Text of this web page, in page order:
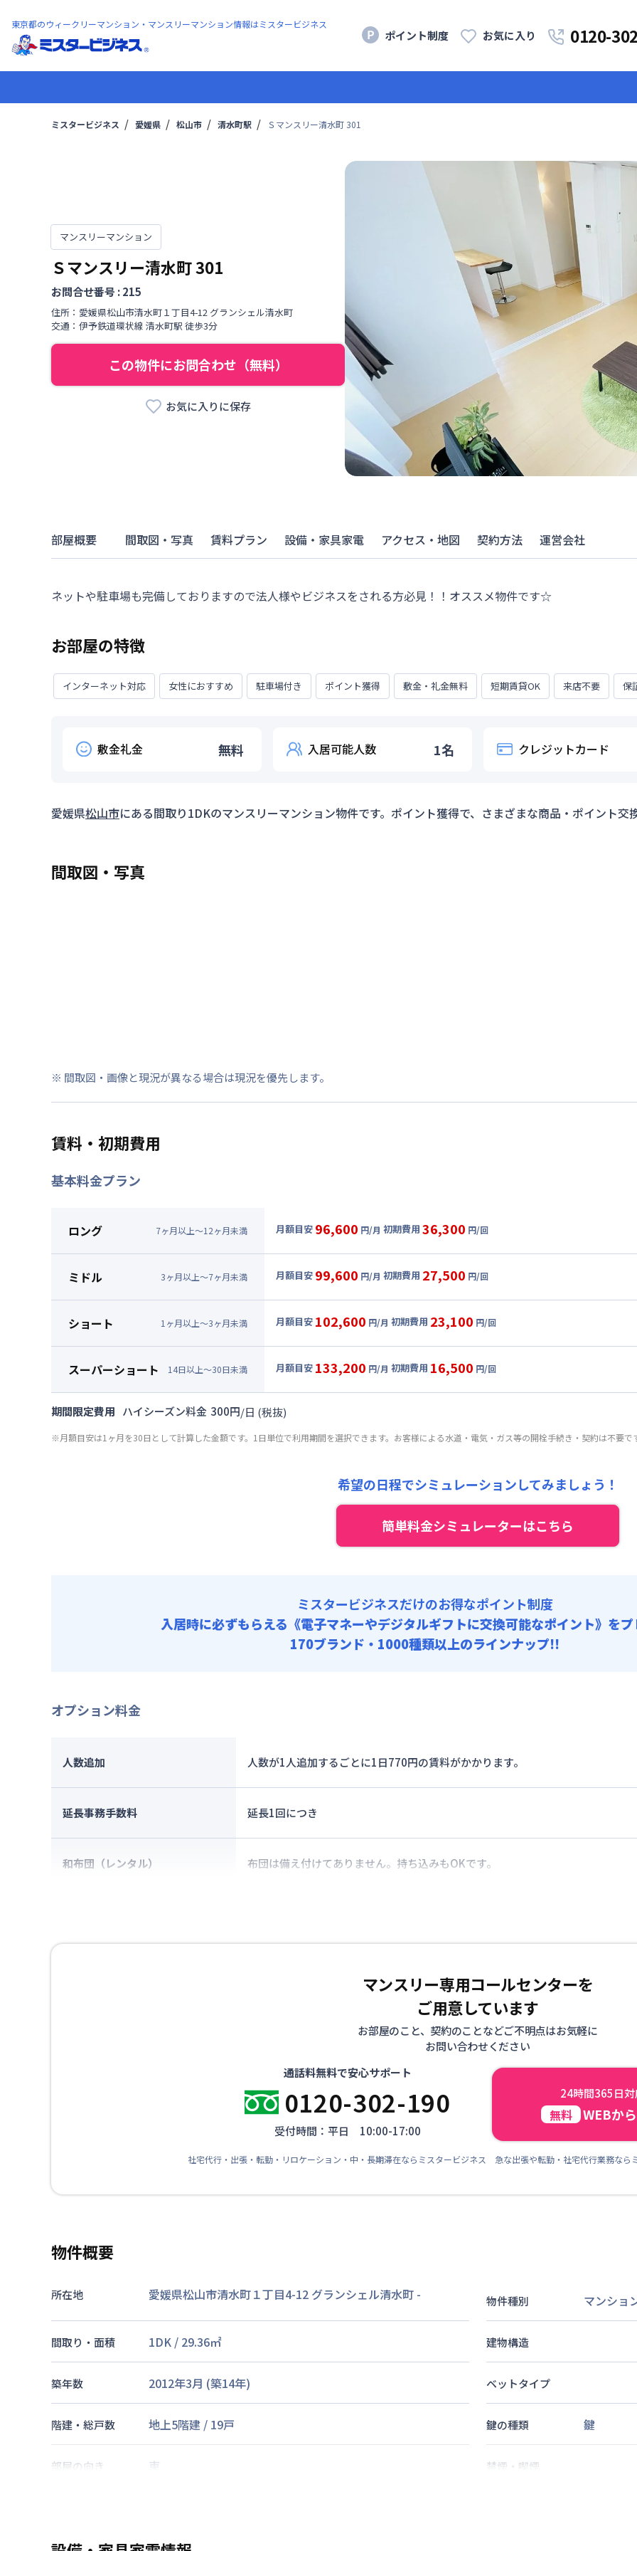
東京都のウィークリーマンション・マンスリーマンション情報はミスタービジネス
ポイント制度 お気に入り 0120-
ミスタービジネス 愛媛県 松山市 清水町駅 Ｓマンスリー清水町 301
マンスリーマンション
Ｓマンスリー清水町301
お問合せ番号 :215
住所： 愛媛県松山市清水町 １丁目4-12 グランシェル清水町
交通： 伊予鉄道環状線 清水町駅 徒歩3分
この物件にお問合わせ（無料）
お気に入りに保存
部屋概要 間取図・写真 賃料プラン 設備・家具家電 アクセス・地図 契約方法 運営会社
ネットや駐車場も完備しておりますので法人様やビジネスをされる方必見！！オススメ物件です☆
お部屋の特徴
インターネット対応 女性におすすめ 駐車場付き ポイント獲得 敷金・礼金無料 短期賃貸OK 来店不要 保
敷金礼金 無料 入居可能人数 1名 クレジットカード
愛媛県松山市にある間取り1DKのマンスリーマンション物件です。ポイント獲得で、さまざまな商品・ポイント交
間取図・写真
※ 間取図・画像と現況が異なる場合は現況を優先します。
賃料・初期費用
基本料金プラン
ロング 7ヶ月以上～12ヶ月未満 月額目安 96,600 円/月 初期費用 36,300 円/回
69,000円/月 (2,300円/日)
光熱費他 : 21,000円/月 (700円/日) (税抜)
清掃料他 : 30,000円/回 (税抜)
その他費用 :
初期費用
契約事務手数料 : 3,000円/回 (税抜)
ミドル 3ヶ月以上～7ヶ月未満 月額目安 99,600 円/月 初期費用 27,500 円/回
72,000円/月 (2,400円/日)
光熱費他 : 21,000円/月 (700円/日) (税抜)
清掃料他 : 22,000円/回 (税抜)
その他費用 :
契約事務手数料 : 3,000円/回 (税抜)
ショート 1 ヶ月以上～3ヶ月未満 月額目安 102,600 円/月 初期費用 23,100 円/回
75,000円/月 (2,500円/日)
光熱費他 : 21,000円/月 (700円/日) (税抜)
清掃料他 :
その他費用 :
契約事務手数料 : 3,000円/回 (税抜)
スーパーショート 14日以上～30日未満 月額目安 133,200 円/月 初期費用 16,500 円/回
月額賃料目安(30日利用)
光熱費他 : 21,000円/月 (700円/日) (税抜)
契約事務手数料 : 3,000円/回 (税抜)
期間限定費用 ハイシーズン料金 300円/日 (税抜)
※月額目安は1ヶ月を30日として計算した金額です。1日単位で利用期間を選択できます。お客様による水道・電気・ガス等の開栓手続き・契約は不要で
希望の日程でシミュレーションしてみましょう！
簡単料金シミュレーターはこちら
ミスタービジネスだけのお得なポイント制度
入居時に必ずもらえる 《電子マネーやデジタルギフトに交換可能なポイント》を
170ブランド・1000種類以上のラインナップ!!
オプション料金
人数追加 人数が1人追加するごとに1日770円の賃料がかかります。
延長事務手数料 延長1回につき
和布団（レンタル） 布団は備え付けてありません。持ち込みもOKです。
マンスリー専用コールセンターを
ご用意しています
お部屋のこと、契約のことなどご不明点はお気軽に
お問い合わせください
通話料無料で安心サポート
0120-302-190
受付時間：平日 10:00-17:00
24時間365日
無料 WEBか
社宅代行・出張・転勤・リロケーション・中・長期滞在ならミスタービジネス 急な出張や転勤・社宅代行業務なら
物件概要
所在地 愛媛県松山市清水町１丁目4-12 グランシェル清水町 - 物件種別 マンショ
間取り・面積 1DK / 29.36㎡ 建物構造
築年数 2012年3月 (築14年) ベットタイプ
階建・総戸数 地上5階建 / 19戸 鍵の種類 鍵
部屋の向き 東 禁煙・喫煙